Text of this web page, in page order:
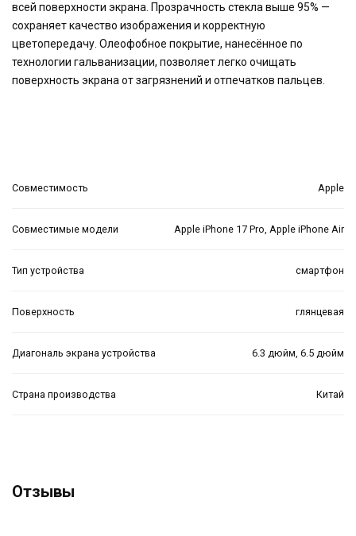
всей поверхности экрана. Прозрачность стекла выше 95% —
сохраняет качество изображения и корректную
цветопередачу. Олеофобное покрытие, нанесённое по
технологии гальванизации, позволяет легко очищать
поверхность экрана от загрязнений и отпечатков пальцев.
Совместимость Apple
Совместимые модели Apple iPhone 17 Pro, Apple iPhone Air
Тип устройства смартфон
Поверхность глянцевая
Диагональ экрана устройства 6.3 дюйм, 6.5 дюйм
Страна производства Китай
Отзывы